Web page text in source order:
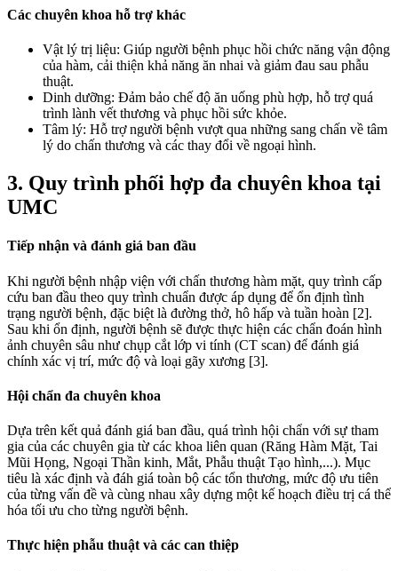
Các chuyên khoa hỗ trợ khác
Vật lý trị liệu: Giúp người bệnh phục hồi chức năng vận động
của hàm, cải thiện khả năng ăn nhai và giảm đau sau phẫu
thuật.
Dinh dưỡng: Đảm bảo chế độ ăn uống phù hợp, hỗ trợ quá
trình lành vết thương và phục hồi sức khỏe.
Tâm lý: Hỗ trợ người bệnh vượt qua những sang chấn về tâm
lý do chấn thương và các thay đổi về ngoại hình.
3. Quy trình phối hợp đa chuyên khoa tại
UMC
Tiếp nhận và đánh giá ban đầu
Khi người bệnh nhập viện với chấn thương hàm mặt, quy trình cấp
cứu ban đầu theo quy trình chuẩn được áp dụng để ổn định tình
trạng người bệnh, đặc biệt là đường thở, hô hấp và tuần hoàn [2].
Sau khi ổn định, người bệnh sẽ được thực hiện các chẩn đoán hình
ảnh chuyên sâu như chụp cắt lớp vi tính (CT scan) để đánh giá
chính xác vị trí, mức độ và loại gãy xương [3].
Hội chẩn đa chuyên khoa
Dựa trên kết quả đánh giá ban đầu, quá trình hội chẩn với sự tham
gia của các chuyên gia từ các khoa liên quan (Răng Hàm Mặt, Tai
Mũi Họng, Ngoại Thần kinh, Mắt, Phẫu thuật Tạo hình,...). Mục
tiêu là xác định và đáh giá toàn bộ các tổn thương, mức độ ưu tiên
của từng vấn đề và cùng nhau xây dựng một kế hoạch điều trị cá thể
hóa tối ưu cho từng người bệnh.
Thực hiện phẫu thuật và các can thiệp